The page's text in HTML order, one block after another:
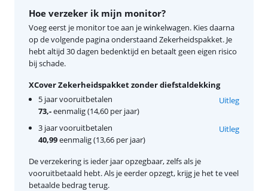
Hoe verzeker ik mijn monitor?
Voeg eerst je monitor toe aan je winkelwagen. Kies daarna
op de volgende pagina onderstaand Zekerheidspakket. Je
hebt altijd 30 dagen bedenktijd en betaalt geen eigen risico
bij schade.
XCover Zekerheidspakket zonder diefstaldekking
5 jaar vooruitbetalen
73,-eenmalig (14,60 per jaar)
Uitleg
3 jaar vooruitbetalen
40,99eenmalig (13,66 per jaar)
Uitleg
De verzekering is ieder jaar opzegbaar, zelfs als je
vooruitbetaald hebt. Als je eerder opzegt, krijg je het te veel
betaalde bedrag terug.